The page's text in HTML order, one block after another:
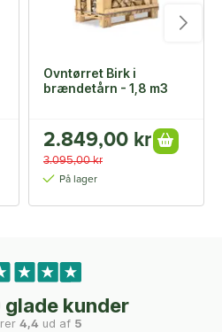
Ovntørret Birk i
brændetårn - 1,8 m3
2.849,00 kr
3.095,00 kr
På lager
kunder
4,4 ud af 5